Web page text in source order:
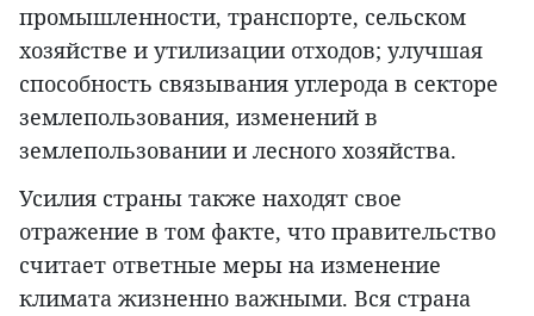
промышленности, транспорте, сельском
хозяйстве и утилизации отходов; улучшая
способность связывания углерода в секторе
землепользования, изменений в
землепользовании и лесного хозяйства.
Усилия страны также находят свое
отражение в том факте, что правительство
считает ответные меры на изменение
климата жизненно важными. Вся страна